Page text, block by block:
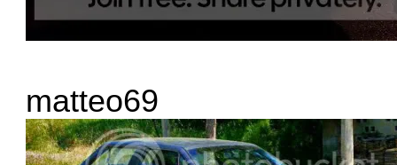
matteo69